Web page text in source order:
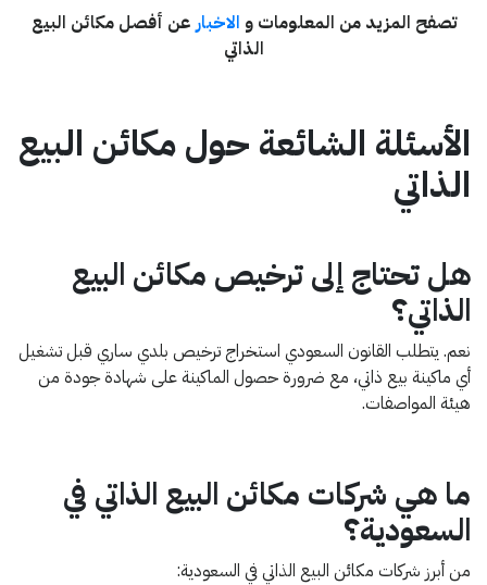
تصفح المزيد من المعلومات و الاخبارعن أفصل مكائن البيع
الذاتي
الأسئلة الشائعة حول مكائن البيع
الذاتي
هل تحتاج إلى ترخيص مكائن البيع
الذاتي؟
نعم. يتطلب القانون السعودي استخراج ترخيص بلدي ساري قبل تشغيل
أي ماكينة بيع ذاتي، مع ضرورة حصول الماكينة على شهادة جودة من
هيئة المواصفات.
ما هي شركات مكائن البيع الذاتي في
السعودية؟
من أبرز شركات مكائن البيع الذاتي في السعودية: